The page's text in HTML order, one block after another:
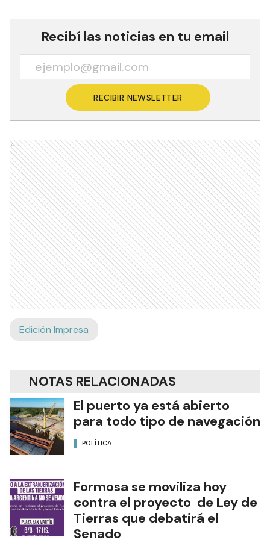
Recibí las noticias en tu email
RECIBIR NEWSLETTER
Ads
Edición Impresa
NOTAS RELACIONADAS
El puerto ya está abierto
para todo tipo de navegación
POLÍTICA
Formosa se moviliza hoy
contra el proyecto de Ley de
Tierras que debatirá el
Senado